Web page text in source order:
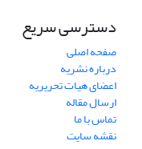
دسترسی سریع
صفحه اصلی
درباره نشریه
اعضای هیات تحریریه
ارسال مقاله
تماس با ما
نقشه سایت